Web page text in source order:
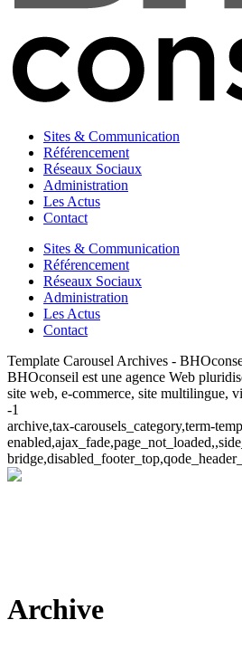
Sites & Communication
Référencement
Réseaux Sociaux
Administration
Les Actus
Contact
Sites & Communication
Référencement
Réseaux Sociaux
Administration
Les Actus
Contact
Template Carousel Archives -
BHOconseil est une agence Web
site web, e-commerce, site multilingue,
-1
archive,tax-carousels_category,term-
Archive